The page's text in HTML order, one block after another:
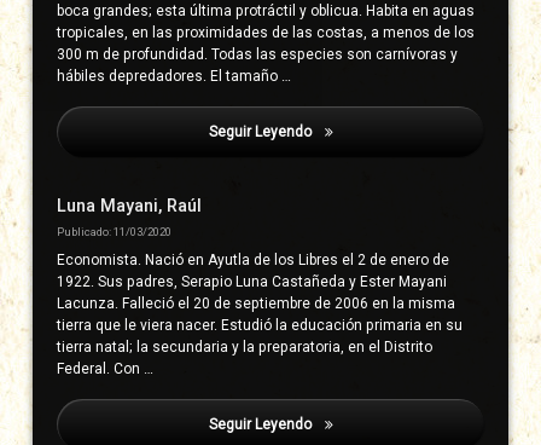
boca grandes; esta última protráctil y oblicua. Habita en aguas
tropicales, en las proximidades de las costas, a menos de los
300 m de profundidad. Todas las especies son carnívoras y
hábiles depredadores. El tamaño …
Seguir Leyendo Dehouve, Danièle
Luna Mayani, Raúl
Publicado: 11/03/2020
Economista. Nació en Ayutla de los Libres el 2 de enero de
1922. Sus padres, Serapio Luna Castañeda y Ester Mayani
Lacunza. Falleció el 20 de septiembre de 2006 en la misma
tierra que le viera nacer. Estudió la educación primaria en su
tierra natal; la secundaria y la preparatoria, en el Distrito
Federal. Con …
Seguir Leyendo Dehouve, Danièle